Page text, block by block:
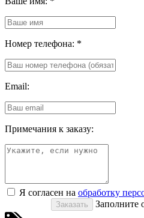
Номер телефона: *
Email:
Примечания к заказу:
Я согласен на обработку
Заполните